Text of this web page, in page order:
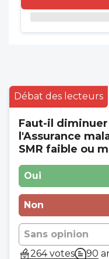
Débat des lecteurs
Faut-il
l'Assurance
SMR faible ou
Oui
Non
Sans opinion
264 votes
90